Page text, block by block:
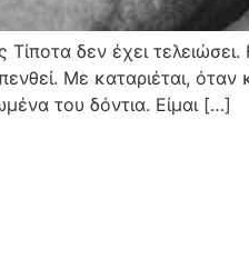
Τίποτα δεν έχει
Με καταριέται,
του δόντια. Είμαι […]